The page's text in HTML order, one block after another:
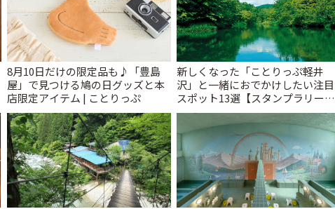
8月10日だけの限定品も♪「豊島
屋」で見つける鳩の日グッズと本
店限定アイテム | ことりっぷ
新しくなった「ことりっぷ軽井
沢」と一緒におでかけしたい注目
スポット13選【スタンプラリー開
催中】 | ことりっぷ